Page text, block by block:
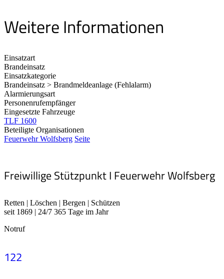
Weitere Informationen
Einsatzart
Brandeinsatz
Einsatzkategorie
Brandeinsatz > Brandmeldeanlage (Fehlalarm)
Alarmierungsart
Personenrufempfänger
Eingesetzte Fahrzeuge
TLF 1600
Beteiligte Organisationen
Feuerwehr Wolfsberg Seite
Freiwillige Stützpunkt I Feuerwehr Wolfsberg
Retten | Löschen | Bergen | Schützen
seit 1869 | 24/7 365 Tage im Jahr
Notruf
122